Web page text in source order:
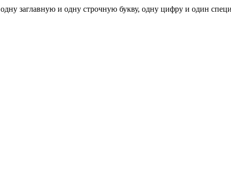
заглавную и одну строчную букву, одну цифру и один